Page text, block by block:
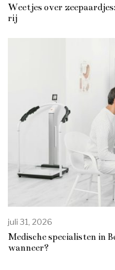
Weetjes over
rij
juli 31, 2026
Medische specialisten in
wanneer?